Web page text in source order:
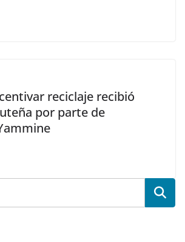
reciclaje recibió
por parte de